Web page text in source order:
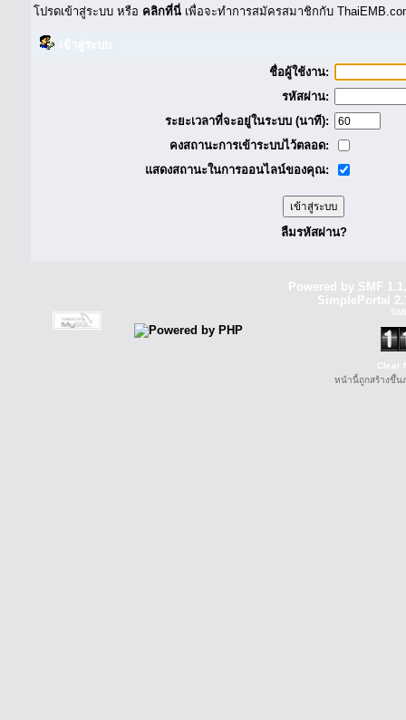
โปรดเข้าสู่ระบบ หรือ คลิกที่นี่ เพื่อจะทำการสมัครสมาชิกกับ
ชื่อผู้ใช้งาน:
รหัสผ่าน:
ระยะเวลาที่จะอยู่ในระบบ (นาที):
คงสถานะการเข้าระบบไว้ตลอด:
แสดงสถานะในการออนไลน์ของคุณ:
ลืมรหัสผ่าน?
Powered by SMF
SimplePortal
Clear
หน้านี้ถูกสร้างขึ้น